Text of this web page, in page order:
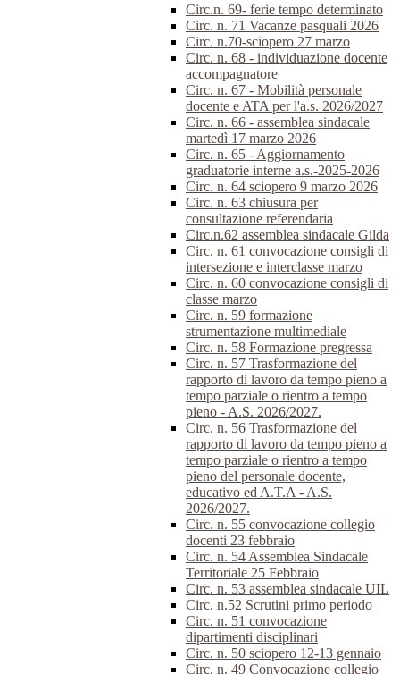
Circ.n. 69- ferie tempo determinato
Circ. n. 71 Vacanze pasquali 2026
Circ. n.70-sciopero 27 marzo
Circ. n. 68 - individuazione docente
accompagnatore
Circ. n. 67 - Mobilità personale
docente e ATA per l'a.s. 2026/2027
Circ. n. 66 - assemblea sindacale
martedì 17 marzo 2026
Circ. n. 65 - Aggiornamento
graduatorie interne a.s.-2025-2026
Circ. n. 64 sciopero 9 marzo 2026
Circ. n. 63 chiusura per
consultazione referendaria
Circ.n.62 assemblea sindacale Gilda
Circ. n. 61 convocazione consigli di
intersezione e interclasse marzo
Circ. n. 60 convocazione consigli di
classe marzo
Circ. n. 59 formazione
strumentazione multimediale
Circ. n. 58 Formazione pregressa
Circ. n. 57 Trasformazione del
rapporto di lavoro da tempo pieno a
tempo parziale o rientro a tempo
pieno - A.S. 2026/2027.
Circ. n. 56 Trasformazione del
rapporto di lavoro da tempo pieno a
tempo parziale o rientro a tempo
pieno del personale docente,
educativo ed A.T.A - A.S.
2026/2027.
Circ. n. 55 convocazione collegio
docenti 23 febbraio
Circ. n. 54 Assemblea Sindacale
Territoriale 25 Febbraio
Circ. n. 53 assemblea sindacale UIL
Circ. n.52 Scrutini primo periodo
Circ. n. 51 convocazione
dipartimenti disciplinari
Circ. n. 50 sciopero 12-13 gennaio
Circ. n. 49 Convocazione collegio